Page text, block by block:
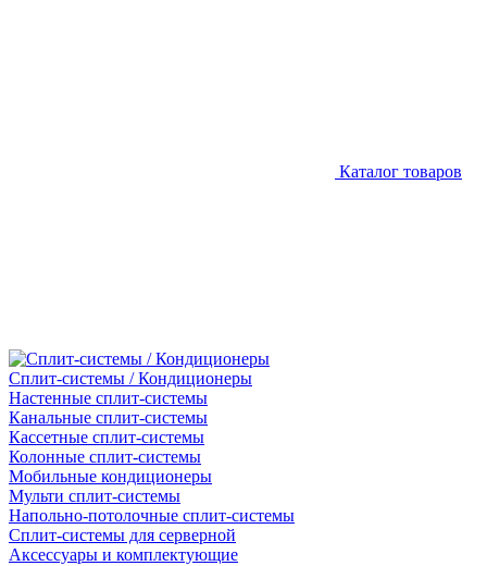
Каталог товаров
Сплит-системы / Кондиционеры
Настенные сплит-системы
Канальные сплит-системы
Кассетные сплит-системы
Колонные сплит-системы
Мобильные кондиционеры
Мульти сплит-системы
Напольно-потолочные сплит-системы
Сплит-системы для серверной
Аксессуары и комплектующие